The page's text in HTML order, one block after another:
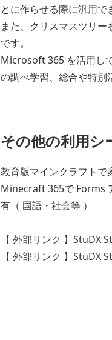
とに作らせる際に汎用で
また、クリスマスツリ
です。
Microsoft 365 を活用し
の調べ学習、総合や特別
その他の利用シ
教育版マインクラフトで
Minecraft 365で Forms
有（ 国語・社会等 ）
【 外部リンク 】StuDX
【 外部リンク 】StuDX